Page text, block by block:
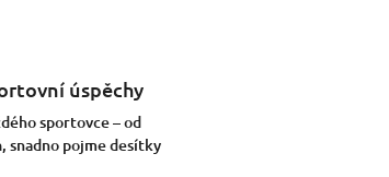
úspěchy
sportovce – od
, snadno pojme desítky